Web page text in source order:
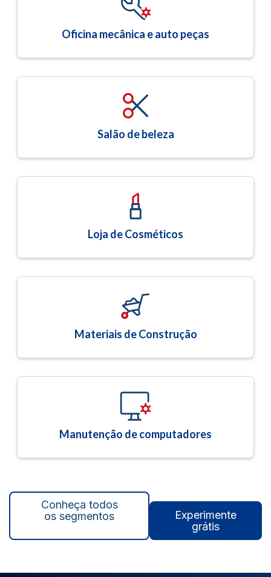
Oficina mecânica e auto peças
Salão de beleza
Loja de Cosméticos
Materiais de Construção
Manutenção de computadores
Conheça todos
os segmentos
Experimente
grátis